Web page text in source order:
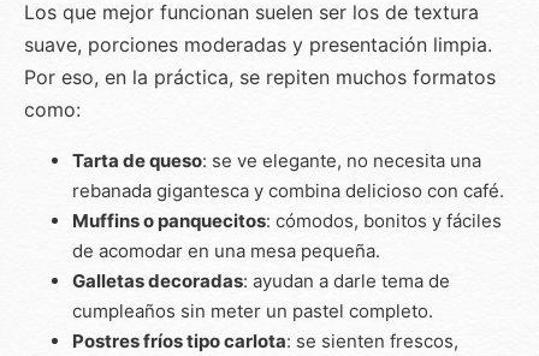
Los que mejor funcionan suelen ser los de textura
suave, porciones moderadas y presentación limpia.
Por eso, en la práctica, se repiten muchos formatos
como:
Tarta de queso: se ve elegante, no necesita una
rebanada gigantesca y combina delicioso con café.
Muffins o panquecitos: cómodos, bonitos y fáciles
de acomodar en una mesa pequeña.
Galletas decoradas: ayudan a darle tema de
cumpleaños sin meter un pastel completo.
Postres fríos tipo carlota: se sienten frescos,